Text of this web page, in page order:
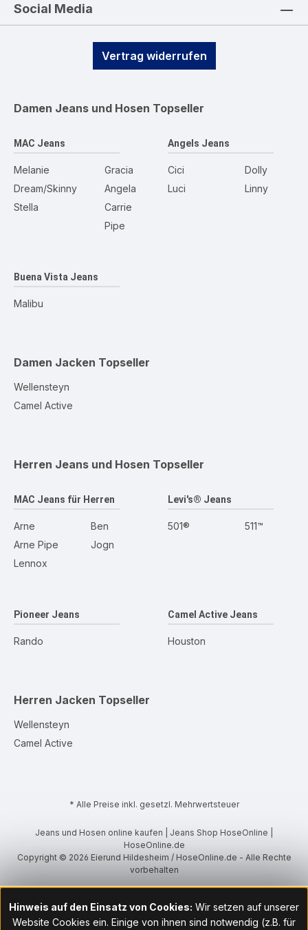
Social Media
Vertrag widerrufen
Damen Jeans und Hosen Topseller
MAC Jeans
Melanie
Dream/Skinny
Stella
Gracia
Angela
Carrie
Pipe
Angels Jeans
Cici
Luci
Dolly
Linny
Buena Vista Jeans
Malibu
Damen Jacken Topseller
Wellensteyn
Camel Active
Herren Jeans und Hosen Topseller
MAC Jeans für Herren
Arne
Arne Pipe
Lennox
Ben
Jogn
Levi's® Jeans
501® 511™
Pioneer Jeans
Rando
Camel Active Jeans
Houston
Herren Jacken Topseller
Wellensteyn
Camel Active
* Alle Preise inkl. gesetzl. Mehrwertsteuer
Jeans und Hosen online kaufen | Jeans Shop HoseOnline |
HoseOnline.de
Copyright © 2026 Eierund Hildesheim / HoseOnline.de - Alle Rechte
vorbehalten
Hinweis auf den Einsatz von Cookies: Wir setzen auf unserer
Website Cookies ein. Einige von ihnen sind notwendig (z.B. für